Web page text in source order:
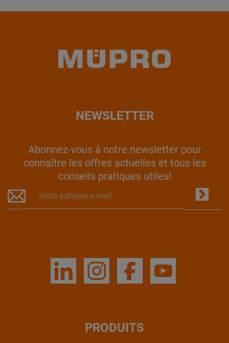
NEWSLETTER
Abonnez-vous à notre newsletter pour
connaître les offres actuelles et tous les
conseils pratiques utiles!
PRODUITS